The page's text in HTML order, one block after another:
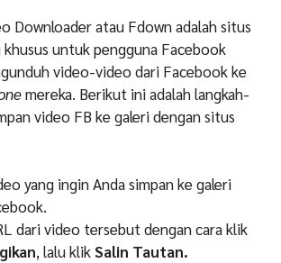
Downloader atau Fdown adalah situs
khusus untuk pengguna Facebook
video-video dari Facebook ke
mereka. Berikut ini adalah langkah-
video FB ke galeri dengan situs
yang ingin Anda simpan ke galeri
dari video tersebut dengan cara klik
, lalu klikSalin Tautan.